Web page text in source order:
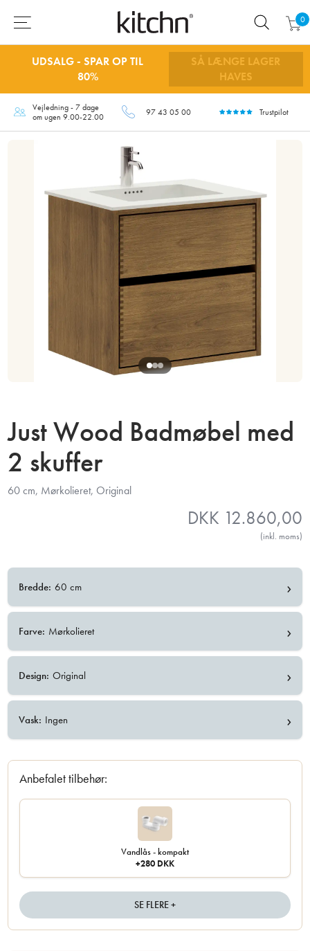
0
UDSALG - SPAR OP TIL
80%
SÅ LÆNGE LAGER
HAVES
Vejledning - 7 dage
om ugen 9.00-22.00
97 43 05 00 Trustpilot
Just Wood Badmøbel med
2 skuffer
60 cm, Mørkolieret, Original
DKK 12.860,00
(inkl. moms)
Bredde: 60 cm ›
Farve: Mørkolieret ›
Design: Original ›
Vask: Ingen ›
Anbefalet tilbehør:
Vandlås - kompakt
+280 DKK
SE FLERE +